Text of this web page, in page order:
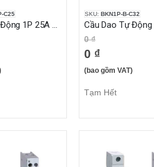
C25
Cầu Dao Tự Động 1P 25A 6KA
SKU: BKN1P-B-C32
0 ₫
0 ₫
(bao gồm VAT)
Tạm Hết